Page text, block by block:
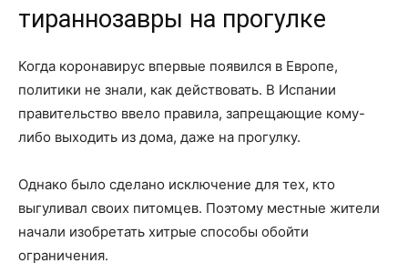
тираннозавры на прогулке
Когда коронавирус впервые появился в Европе,
политики не знали, как действовать. В Испании
правительство ввело правила, запрещающие кому-
либо выходить из дома, даже на прогулку.
Однако было сделано исключение для тех, кто
выгуливал своих питомцев. Поэтому местные жители
начали изобретать хитрые способы обойти
ограничения.